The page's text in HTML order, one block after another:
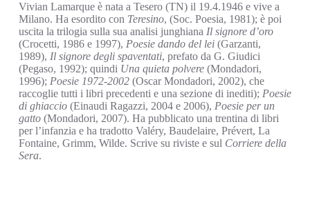
Vivian Lamarque è nata a Tesero (TN) il 19.4.1946 e vive a
Milano. Ha esordito con Teresino, (Soc. Poesia, 1981); è poi
uscita la trilogia sulla sua analisi junghiana Il signore d’oro
(Crocetti, 1986 e 1997), Poesie dando del lei(Garzanti,
1989), Il signore degli spaventati, prefato da G. Giudici
(Pegaso, 1992); quindi Una quieta polvere(Mondadori,
1996); Poesie 1972-2002(Oscar Mondadori, 2002), che
raccoglie tutti i libri precedenti e una sezione di inediti); Poesie
di ghiaccio(Einaudi Ragazzi, 2004 e 2006), Poesie per un
gatto(Mondadori, 2007). Ha pubblicato una trentina di libri
per l’infanzia e ha tradotto Valéry, Baudelaire, Prévert, La
Fontaine, Grimm, Wilde. Scrive su riviste e sul Corriere della
Sera.